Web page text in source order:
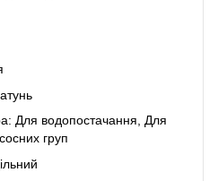
Для водопостачання, Для
груп